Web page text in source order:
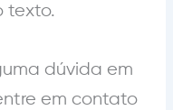
texto.
dúvida em
em contato